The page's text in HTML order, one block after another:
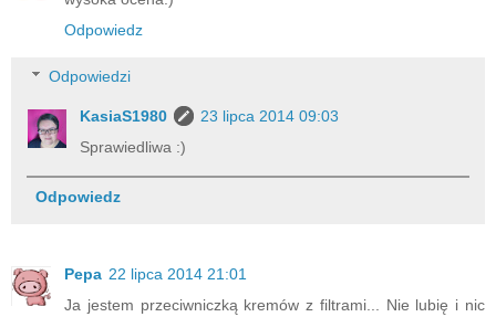
Odpowiedz
Odpowiedzi
KasiaS1980
23 lipca 2014 09:03
Sprawiedliwa :)
Odpowiedz
Pepa 22 lipca 2014 21:01
Ja jestem przeciwniczką kremów z filtrami... Nie lubię i nic